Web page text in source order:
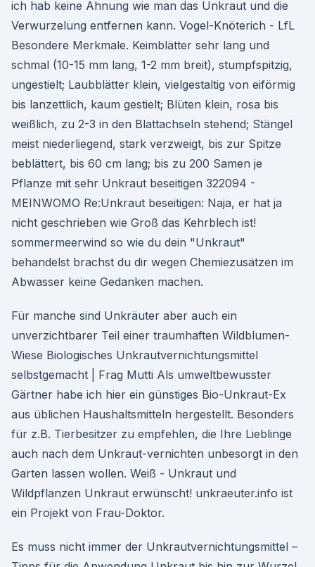
ich hab keine Ahnung wie man das Unkraut und die
Verwurzelung entfernen kann. Vogel-Knöterich - LfL
Besondere Merkmale. Keimblätter sehr lang und
schmal (10-15 mm lang, 1-2 mm breit), stumpfspitzig,
ungestielt; Laubblätter klein, vielgestaltig von eiförmig
bis lanzettlich, kaum gestielt; Blüten klein, rosa bis
weißlich, zu 2-3 in den Blattachseln stehend; Stängel
meist niederliegend, stark verzweigt, bis zur Spitze
beblättert, bis 60 cm lang; bis zu 200 Samen je
Pflanze mit sehr Unkraut beseitigen 322094 -
MEINWOMO Re:Unkraut beseitigen: Naja, er hat ja
nicht geschrieben wie Groß das Kehrblech ist!
sommermeerwind so wie du dein "Unkraut"
behandelst brachst du dir wegen Chemiezusätzen im
Abwasser keine Gedanken machen.
Für manche sind Unkräuter aber auch ein
unverzichtbarer Teil einer traumhaften Wildblumen-
Wiese Biologisches Unkrautvernichtungsmittel
selbstgemacht | Frag Mutti Als umweltbewusster
Gärtner habe ich hier ein günstiges Bio-Unkraut-Ex
aus üblichen Haushaltsmitteln hergestellt. Besonders
für z.B. Tierbesitzer zu empfehlen, die Ihre Lieblinge
auch nach dem Unkraut-vernichten unbesorgt in den
Garten lassen wollen. Weiß - Unkraut und
Wildpflanzen Unkraut erwünscht! unkraeuter.info ist
ein Projekt von Frau-Doktor.
Es muss nicht immer der Unkrautvernichtungsmittel –